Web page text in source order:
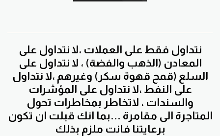
نتداول فقط على العملات ،لا نتداول على
المعادن (الذهب والفضة) ، لا نتداول على
السلع (قمح قهوة سكر) وغيرهم ،لا نتداول
على النفط ،لا نتداول على المؤشرات
والسندات ، لاتخاطر بمخاطرات تحول
المتاجرة الى مقامرة ...بما انك قبلت ان تكون
برعايتنا فانت ملزم بذلك